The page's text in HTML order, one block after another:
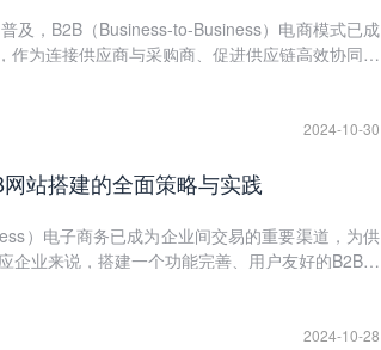
及，B2B（Business-to-Business）电商模式已成
为连接供应商与采购商、促进供应链高效协同的
案及未来趋势，旨在为企业提供一套全面的B2B
颖而出。
2024-10-30
站搭建的全面策略与实践
）电子商务已成为企业间交易的重要渠道，为供
企业来说，搭建一个功能完善、用户友好的B2B网
施步骤以及成功案例，旨在为供应企业提供一个
2024-10-28